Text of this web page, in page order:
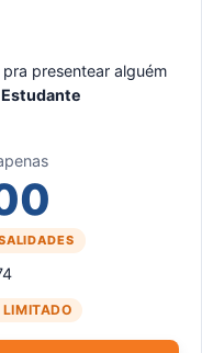
pra presentear alguém
LIMITADO